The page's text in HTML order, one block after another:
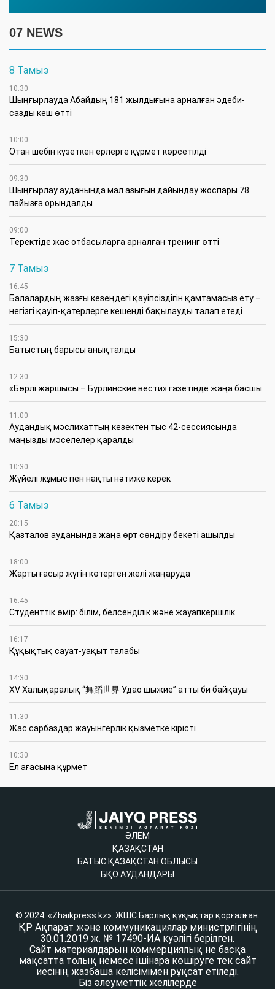
07 NEWS
8 Тамыз
10:30
Шыңғырлауда Абайдың 181 жылдығына арналған әдеби-
сазды кеш өтті
10:00
Отан шебін күзеткен ерлерге құрмет көрсетілді
09:30
​Шыңғырлау ауданында мал азығын дайындау жоспары 78
пайызға орындалды
09:00
​Теректіде жас отбасыларға арналған тренинг өтті
7 Тамыз
16:45
Балалардың жазғы кезеңдегі қауіпсіздігін қамтамасыз ету –
негізгі қауіп-қатерлерге кешенді бақылауды талап етеді
15:30
Батыстың барысы анықталды
12:30
«Бөрлі жаршысы – Бурлинские вести» газетінде жаңа басшы
11:00
Аудандық мәслихаттың кезектен тыс 42-сессиясында
маңызды мәселелер қаралды
10:30
Жүйелі жұмыс пен нақты нәтиже керек
6 Тамыз
20:15
Қазталов ауданында жаңа өрт сөндіру бекеті ашылды
18:00
Жарты ғасыр жүгін көтерген желі жаңаруда
16:45
Студенттік өмір: білім, белсенділік және жауапкершілік
16:17
Құқықтық сауат-уақыт талабы
14:30
XV Халықаралық “舞蹈世界 Удао шыжие” атты би байқауы
11:30
Жас сарбаздар жауынгерлік қызметке кірісті
10:30
Ел ағасына құрмет
ӘЛЕМ
ҚАЗАҚСТАН
БАТЫС ҚАЗАҚСТАН ОБЛЫСЫ
БҚО АУДАНДАРЫ
© 2024. «Zhaikpress.kz». ЖШС Барлық құқықтар қорғалған.
ҚР Ақпарат және коммуникациялар министрлігінің
30.01.2019 ж. № 17490-ИА куәлігі берілген.
Сайт материалдарын коммерциялық не басқа
мақсатта толық немесе ішінара көшіруге тек сайт
иесінің жазбаша келісімімен рұқсат етіледі.
Біз әлеуметтік желілерде